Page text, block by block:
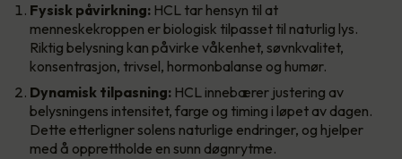
Fysisk påvirkning: HCL tar hensyn til at
menneskekroppen er biologisk tilpasset til naturlig lys.
Riktig belysning kan påvirke våkenhet, søvnkvalitet,
konsentrasjon, trivsel, hormonbalanse og humør.
Dynamisk tilpasning: HCL innebærer justering av
belysningens intensitet, farge og timing i løpet av dagen.
Dette etterligner solens naturlige endringer, og hjelper
med å opprettholde en sunn døgnrytme.